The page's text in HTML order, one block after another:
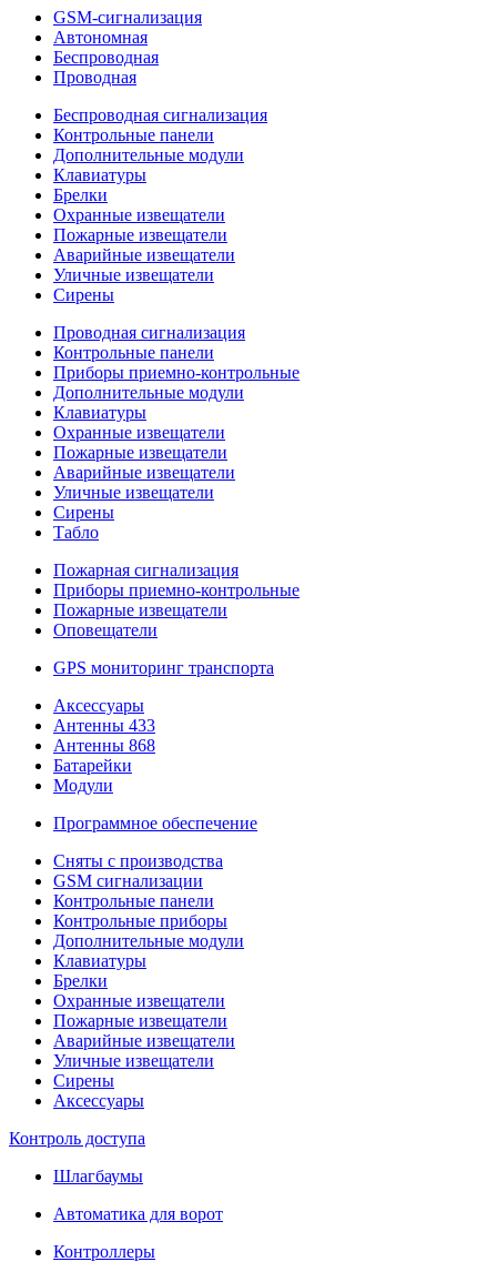
GSM-сигнализация
Автономная
Беспроводная
Проводная
Беспроводная сигнализация
Контрольные панели
Дополнительные модули
Клавиатуры
Брелки
Охранные извещатели
Пожарные извещатели
Аварийные извещатели
Уличные извещатели
Сирены
Проводная сигнализация
Контрольные панели
Приборы приемно-контрольные
Дополнительные модули
Клавиатуры
Охранные извещатели
Пожарные извещатели
Аварийные извещатели
Уличные извещатели
Сирены
Табло
Пожарная сигнализация
Приборы приемно-контрольные
Пожарные извещатели
Оповещатели
GPS мониторинг транспорта
Аксессуары
Антенны 433
Антенны 868
Батарейки
Модули
Программное обеспечение
Сняты с производства
GSM сигнализации
Контрольные панели
Контрольные приборы
Дополнительные модули
Клавиатуры
Брелки
Охранные извещатели
Пожарные извещатели
Аварийные извещатели
Уличные извещатели
Сирены
Аксессуары
Контроль доступа
Шлагбаумы
Автоматика для ворот
Контроллеры